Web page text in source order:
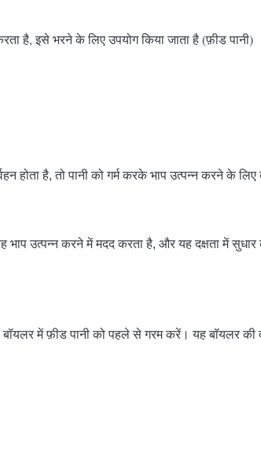
है, इसे भरने के लिए उपयोग किया जाता है (फ़ीड पानी)
है, तो पानी को गर्म करके भाप उत्पन्न करने के लिए
भाप उत्पन्न करने में मदद करता है, और यह दक्षता में
बॉयलर में फ़ीड पानी को पहले से गरम करें। यह बॉयलर